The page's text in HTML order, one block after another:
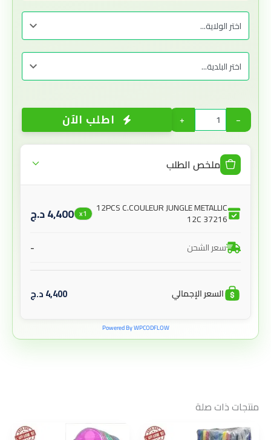
−
+ اطلب الآن
ملخص الطلب
12PCS C.COULEUR JUNGLE METALLIC
12C 37216
x1
4,400د.ج
سعر الشحن -
السعر الإجمالي 4,400د.ج
Powered By WPCODFLOW
منتجات ذات صلة